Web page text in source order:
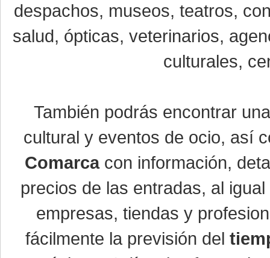
despachos, museos, teatros,
salud, ópticas, veterinarios,
culturales,
También podrás encontrar
cultural y eventos de ocio, así
Comarcacon información,
precios de las entradas, al
empresas, tiendas y
fácilmente la previsión del